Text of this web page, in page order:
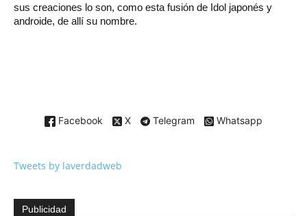
sus creaciones lo son, como esta fusión de Idol japonés y
androide, de allí su nombre.
Facebook X Telegram Whatsapp
Tweets by laverdadweb
Publicidad